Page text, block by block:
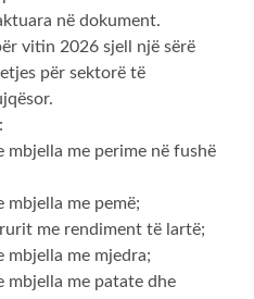
në dokument.
vitin 2026 sjell një sërë
për sektorë të
me perime në fushë
me pemë;
me rendiment të lartë;
mbjella me mjedra;
mbjella me patate dhe